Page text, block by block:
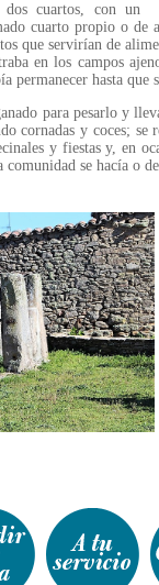
cuartos, con un
cuarto propio o
que servirían de
en los campos
permanecer hasta que
para pesarlo y
cornadas y coces; se
y fiestas y, en
se hacía o